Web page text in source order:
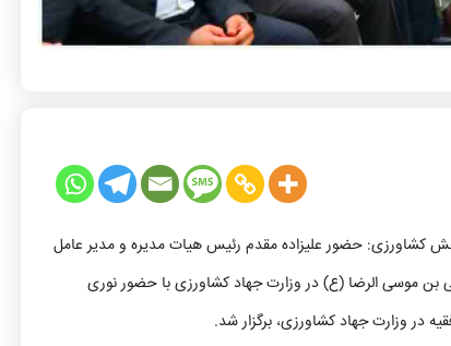
کشاورزی: حضور علیزاده مقدم رئیس هیات مدیره و مدیر عامل
بن موسی الرضا (ع) در وزارت جهاد کشاورزی با حضور نوری
در وزارت جهاد کشاورزی، برگزار شد.